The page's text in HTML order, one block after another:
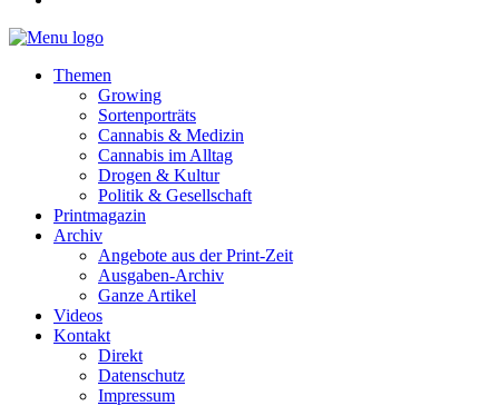
Themen
Growing
Sortenporträts
Cannabis & Medizin
Cannabis im Alltag
Drogen & Kultur
Politik & Gesellschaft
Printmagazin
Archiv
Angebote aus der Print-Zeit
Ausgaben-Archiv
Ganze Artikel
Videos
Kontakt
Direkt
Datenschutz
Impressum